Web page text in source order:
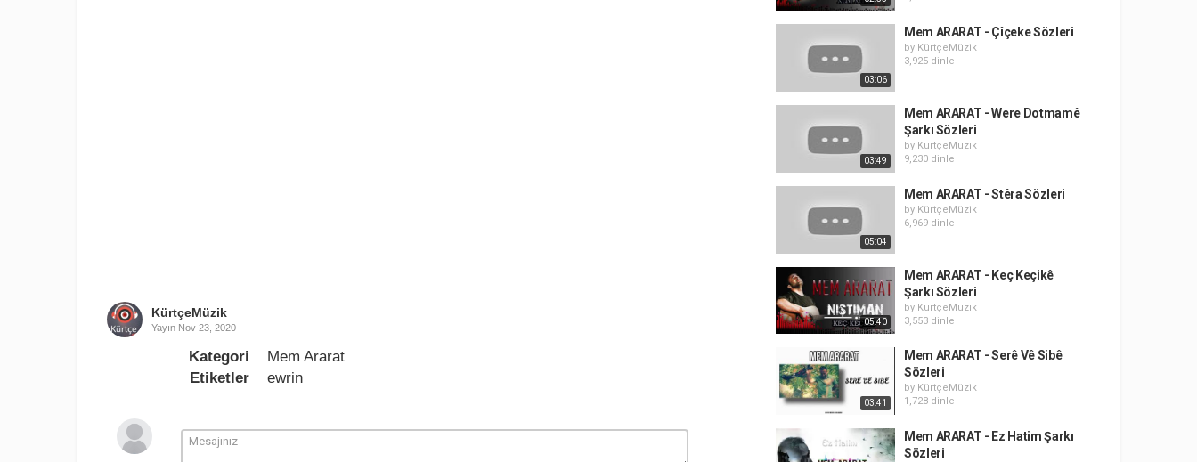
KürtçeMüzik
Yayın Nov 23, 2020
Kategori
Mem Ararat
Etiketler
ewrin
03:06
Mem ARARAT - Çîçeke Sözleri
by KürtçeMüzik
3,925 dinle
03:49
Mem ARARAT - Were Dotmamê
Şarkı Sözleri
by KürtçeMüzik
9,230 dinle
05:04
Mem ARARAT - Stêra Sözleri
by KürtçeMüzik
6,969 dinle
05:40
Mem ARARAT - Keç Keçikê
Şarkı Sözleri
by KürtçeMüzik
3,553 dinle
03:41
Mem ARARAT - Serê Vê Sibê
Sözleri
by KürtçeMüzik
1,728 dinle
Mem ARARAT - Ez Hatim Şarkı
Sözleri